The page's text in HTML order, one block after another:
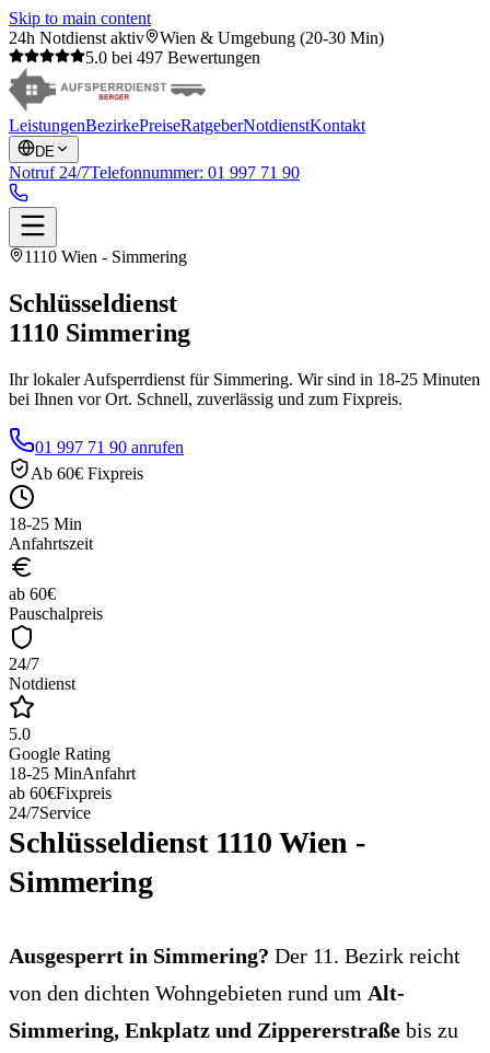
Skip to main content
24h Notdienst aktiv
Wien & Umgebung (20-30 Min)
5.0 bei 497 Bewertungen
LeistungenBezirkePreiseRatgeberNotdienstKontakt
DE
Notruf 24/7Telefonnummer: 01 997 71 90
1110 Wien - Simmering
Schlüsseldienst
1110 Simmering
Ihr lokaler Aufsperrdienst für Simmering. Wir sind in 18-25 Minuten
bei Ihnen vor Ort. Schnell, zuverlässig und zum Fixpreis.
01 997 71 90 anrufen
Ab 60€ Fixpreis
18-25 Min
Anfahrtszeit
ab 60€
Pauschalpreis
24/7
Notdienst
5.0
Google Rating
18-25 MinAnfahrt
ab 60€Fixpreis
24/7Service
Schlüsseldienst 1110 Wien -
Simmering
Ausgesperrt in Simmering? Der 11. Bezirk reicht
von den dichten Wohngebieten rund um Alt-
Simmering, Enkplatz und Zippererstraße bis zu